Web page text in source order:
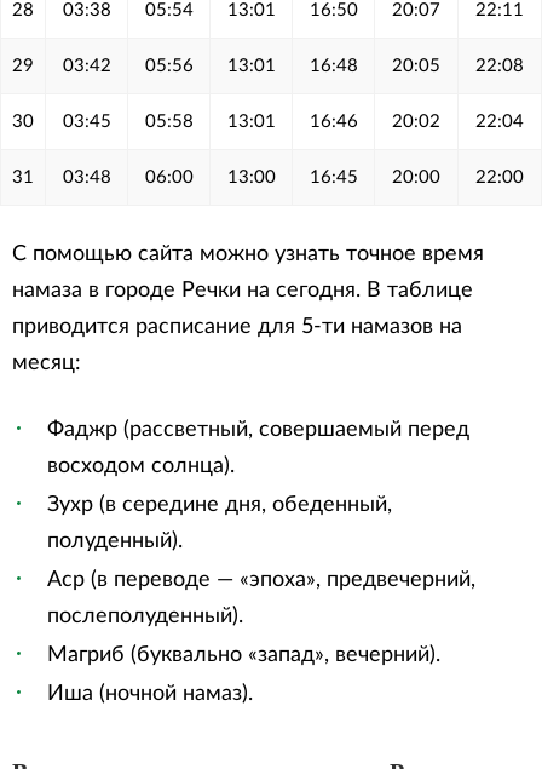
28 03:38 05:54 13:01 16:50 20:07 22:11
29 03:42 05:56 13:01 16:48 20:05 22:08
30 03:45 05:58 13:01 16:46 20:02 22:04
31 03:48 06:00 13:00 16:45 20:00 22:00
С помощью сайта можно узнать точное время
намаза в городе Речки на сегодня. В таблице
приводится расписание для 5-ти намазов на
месяц:
Фаджр (рассветный, совершаемый перед
восходом солнца).
Зухр (в середине дня, обеденный,
полуденный).
Аср (в переводе — «эпоха», предвечерний,
послеполуденный).
Магриб (буквально «запад», вечерний).
Иша (ночной намаз).